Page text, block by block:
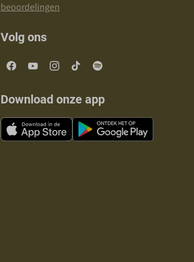
beoordelingen
Volg ons
Download onze app